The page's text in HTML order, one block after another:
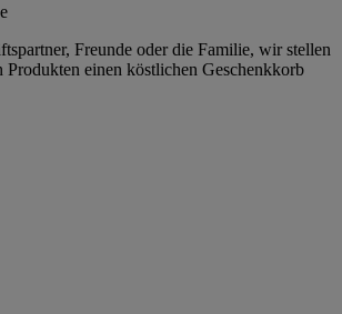
Freunde oder die Familie, wir stellen
Produkten einen köstlichen Geschenkkorb